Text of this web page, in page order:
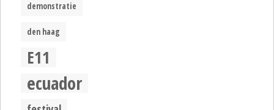
demonstratie
den haag
E11
ecuador